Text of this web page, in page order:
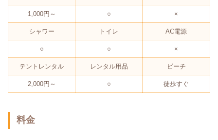
1,000円～ ○ ×
シャワー トイレ AC電源
○ ○ ×
テントレンタル レンタル用品 ビーチ
2,000円～ ○ 徒歩すぐ
料金